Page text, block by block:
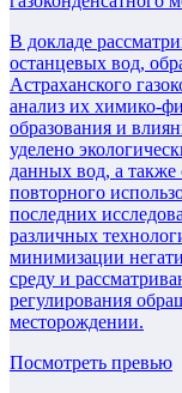
В докладе
останцевых вод,
Астраханского
анализ их химико-
образования и
уделено
данных вод, а
повторного
последних
различных
минимизации
среду и
регулирования
месторождении.
Посмотреть превью